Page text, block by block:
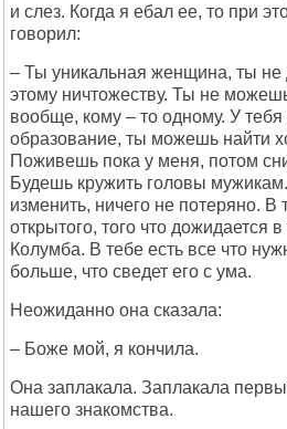
и слез. Когда я ебал ее, то при
говорил:
– Ты уникальная женщина, ты
этому ничтожеству. Ты не
вообще, кому – то одному. У тебя
образование, ты можешь найти
Поживешь пока у меня, потом
Будешь кружить головы
изменить, ничего не потеряно.
открытого, того что дожидается
Колумба. В тебе есть все что
больше, что сведет его с ума.
Неожиданно она сказала:
– Боже мой, я кончила.
Она заплакала. Заплакала
нашего знакомства.